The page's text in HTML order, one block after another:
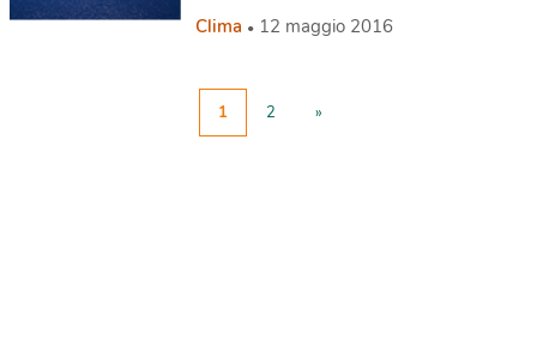
Clima 12 maggio 2016
1 2 »